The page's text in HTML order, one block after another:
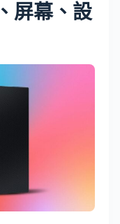
屏幕、設